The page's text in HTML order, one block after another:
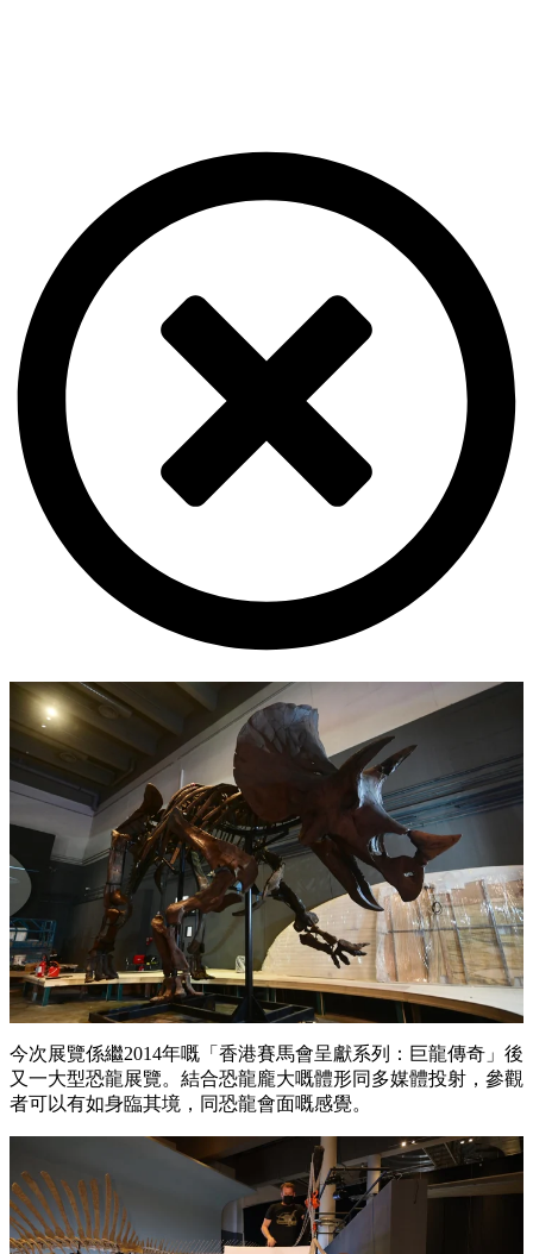
今次展覽係繼2014年嘅「香港賽馬會呈獻系列：巨龍傳奇」後
又一大型恐龍展覽。結合恐龍龐大嘅體形同多媒體投射，參觀
者可以有如身臨其境，同恐龍會面嘅感覺。